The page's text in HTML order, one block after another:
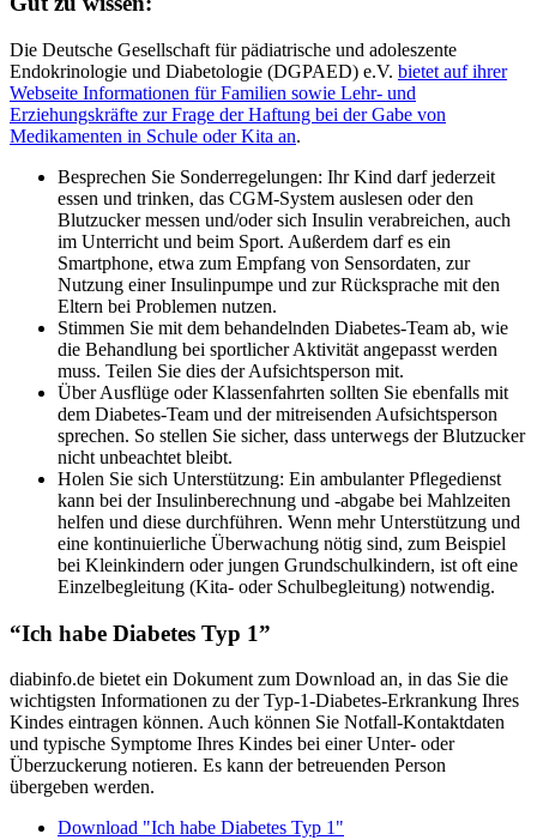
Die Deutsche Gesellschaft für pädiatrische und adoleszente
Endokrinologie und Diabetologie (DGPAED) e.V. bietet auf ihrer
Webseite Informationen für Familien sowie Lehr- und
Erziehungskräfte zur Frage der Haftung bei der Gabe von
Medikamenten in Schule oder Kita an.
Besprechen Sie Sonderregelungen: Ihr Kind darf jederzeit
essen und trinken, das CGM-System auslesen oder den
Blutzucker messen und/oder sich Insulin verabreichen, auch
im Unterricht und beim Sport. Außerdem darf es ein
Smartphone, etwa zum Empfang von Sensordaten, zur
Nutzung einer Insulinpumpe und zur Rücksprache mit den
Eltern bei Problemen nutzen.
Stimmen Sie mit dem behandelnden Diabetes-Team ab, wie
die Behandlung bei sportlicher Aktivität angepasst werden
muss. Teilen Sie dies der Aufsichtsperson mit.
Über Ausflüge oder Klassenfahrten sollten Sie ebenfalls mit
dem Diabetes-Team und der mitreisenden Aufsichtsperson
sprechen. So stellen Sie sicher, dass unterwegs der Blutzucker
nicht unbeachtet bleibt.
Holen Sie sich Unterstützung: Ein ambulanter Pflegedienst
kann bei der Insulinberechnung und -abgabe bei Mahlzeiten
helfen und diese durchführen. Wenn mehr Unterstützung und
eine kontinuierliche Überwachung nötig sind, zum Beispiel
bei Kleinkindern oder jungen Grundschulkindern, ist oft eine
Einzelbegleitung (Kita- oder Schulbegleitung) notwendig.
“Ich habe Diabetes Typ 1”
diabinfo.de bietet ein Dokument zum Download an, in das Sie die
wichtigsten Informationen zu der Typ-1-Diabetes-Erkrankung Ihres
Kindes eintragen können. Auch können Sie Notfall-Kontaktdaten
und typische Symptome Ihres Kindes bei einer Unter- oder
Überzuckerung notieren. Es kann der betreuenden Person
übergeben werden.
Download "Ich habe Diabetes Typ 1"